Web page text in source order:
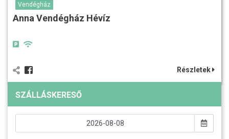
Vendégház
Anna Vendégház Hévíz
Részletek
SZÁLLÁSKERESŐ